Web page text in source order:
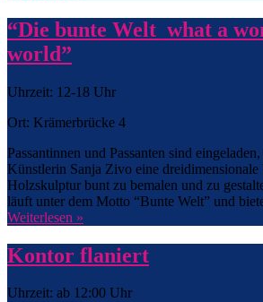
“Die bunte Welt_what a
world”
Uhrzeit: 12-18 Uhr
Ort: Krämerbrücke 4
Passantinnen und Passanten sind
Künstlerin Sanja Zivo eine
Holzskulptur bunt zu bemalen und zu
läuft unter dem Motto “Bunte Welt” und
Weiterlesen »
Kontor flaniert
Uhrzeit: ab 12:00 Uhr